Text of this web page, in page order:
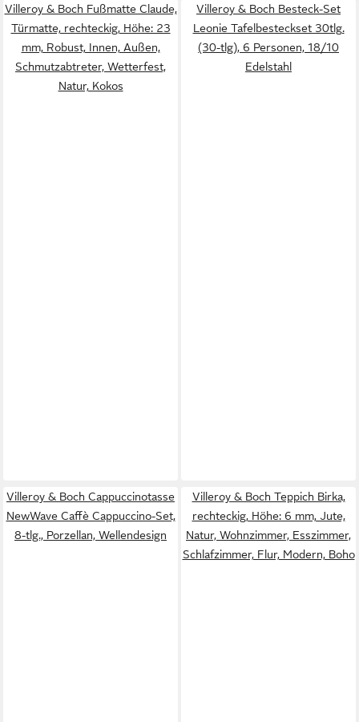
Villeroy & Boch Fußmatte Claude,
Türmatte, rechteckig, Höhe: 23
mm, Robust, Innen, Außen,
Schmutzabtreter, Wetterfest,
Natur, Kokos
Villeroy & Boch Besteck-Set
Leonie Tafelbesteckset 30tlg.
(30-tlg), 6 Personen, 18/10
Edelstahl
Villeroy & Boch Cappuccinotasse
NewWave Caffè Cappuccino-Set,
8-tlg., Porzellan, Wellendesign
Villeroy & Boch Teppich Birka,
rechteckig, Höhe: 6 mm, Jute,
Natur, Wohnzimmer, Esszimmer,
Schlafzimmer, Flur, Modern, Boho